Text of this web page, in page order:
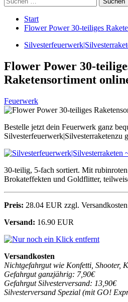
nach:
Start
Flower Power 30-teiliges
Flower Power 30-
Raketensortiment
Feuerwerk
Bestelle jetzt dein Feuerwerk ganz
Silvesterfeuerwerk|Silvesterraketenzu
30-teilig, 5-fach sortiert. Mit
Brokateffekten und Goldflitter,
Preis: 28.04 EUR zzgl. Versandkosten
Versand: 16.90 EUR
Versandkosten
Nichtgefahrgut wie Konfetti, Shooter,
Gefahrgut ganzjährig: 7,90€
Gefahrgut Silvesterversand: 13,90€
Silvesterversand Spezial (mit GO!